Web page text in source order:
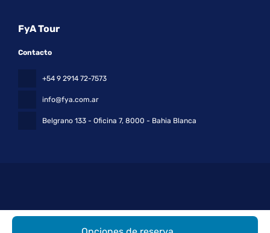
FyA Tour
Contacto
+54 9 2914 72-7573
info@fya.com.ar
Belgrano 133 - Oficina 7, 8000 - Bahia Blanca